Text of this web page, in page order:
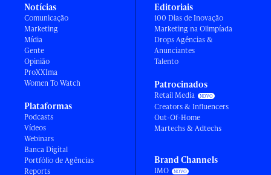
Notícias
Comunicação
Marketing
Mídia
Gente
Opinião
ProXXIma
Women To Watch
Plataformas
Podcasts
Vídeos
Webinars
Banca Digital
Portfólio de Agências
Reports
Editoriais
100 Dias de Inovação
Marketing na Olimpíada
Drops Agências &
Anunciantes
Talento
Patrocinados
Retail Media
Creators & Influencers
Out-Of-Home
Martechs & Adtechs
Brand Channels
IMO